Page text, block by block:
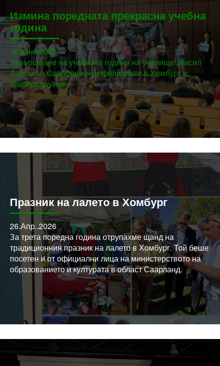
Измина поредната прекрасна учебна
година
18.Юни.2026
Завършване на учебната година на училище „Васил
Левски“ в Саарбрюкен и филиалите в Хомбург и
Кайзерслаутерн
Празник на лалето в Хомбург
26.Апр..2026
За трета поредна година отрупахме щанд на
традиционния празник на лалето в Хомбург. Той беше
посетен и от официални лица на министерството на
образованието и културата в област Саарланд.
На сцената се качиха прекрасните ни танцьори Галин
Благодарим на домакините от немско-турското
дружество!